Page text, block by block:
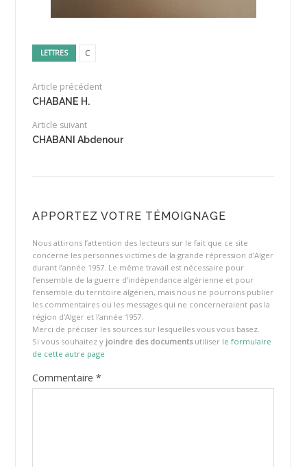
LETTRES C
Article précédent
CHABANE H.
Article suivant
CHABANI Abdenour
APPORTEZ VOTRE TÉMOIGNAGE
Nous attirons l’attention des lecteurs sur le fait que ce site
concerne les personnes victimes de la grande répression d’Alger
durant l’année 1957. Le même travail est nécessaire pour
l’ensemble de la guerre d’indépendance algérienne et pour
l’ensemble du territoire algérien, mais nous ne pourrons publier
les commentaires ou les messages qui ne concerneraient pas la
région d’Alger et l’année 1957.
Merci de préciser les sources sur lesquelles vous vous basez.
Si vous souhaitez y joindre des documentsutiliser le formulaire
de cette autre page
Commentaire *